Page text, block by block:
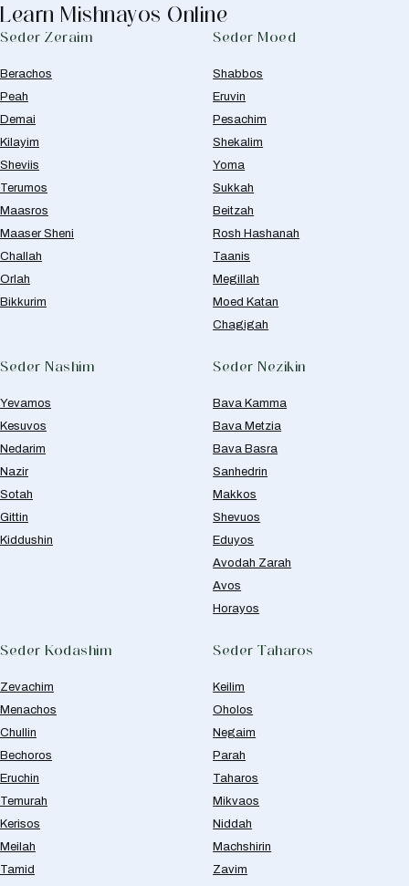
Learn Mishnayos Online
Seder Zeraim
Berachos
Peah
Demai
Kilayim
Sheviis
Terumos
Maasros
Maaser Sheni
Challah
Orlah
Bikkurim
Seder Moed
Shabbos
Eruvin
Pesachim
Shekalim
Yoma
Sukkah
Beitzah
Rosh Hashanah
Taanis
Megillah
Moed Katan
Chagigah
Seder Nashim
Yevamos
Kesuvos
Nedarim
Nazir
Sotah
Gittin
Kiddushin
Seder Nezikin
Bava Kamma
Bava Metzia
Bava Basra
Sanhedrin
Makkos
Shevuos
Eduyos
Avodah Zarah
Avos
Horayos
Seder Kodashim
Zevachim
Menachos
Chullin
Bechoros
Eruchin
Temurah
Kerisos
Meilah
Tamid
Seder Taharos
Keilim
Oholos
Negaim
Parah
Taharos
Mikvaos
Niddah
Machshirin
Zavim